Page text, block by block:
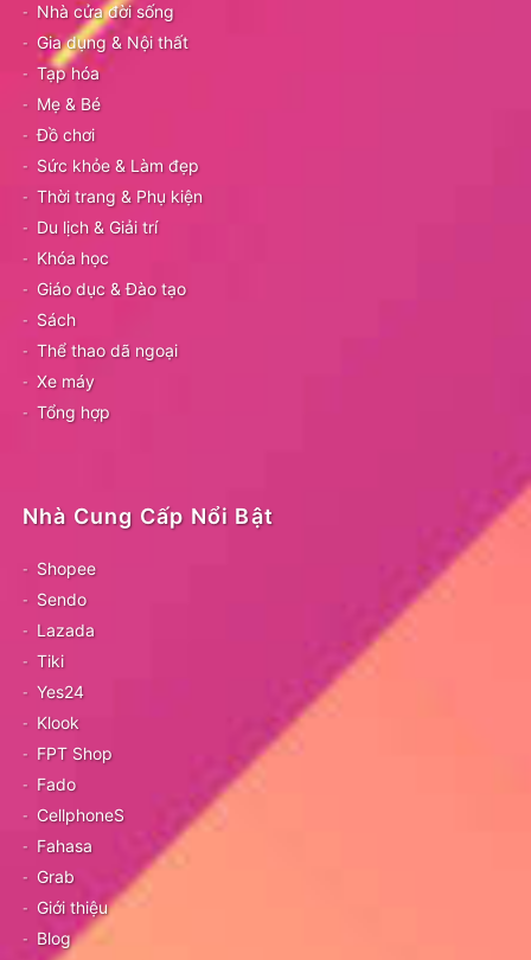
Nhà cửa đời sống
Gia dụng & Nội thất
Tạp hóa
Mẹ & Bé
Đồ chơi
Sức khỏe & Làm đẹp
Thời trang & Phụ kiện
Du lịch & Giải trí
Khóa học
Giáo dục & Đào tạo
Sách
Thể thao dã ngoại
Xe máy
Tổng hợp
Nhà Cung Cấp Nổi Bật
Shopee
Sendo
Lazada
Tiki
Yes24
Klook
FPT Shop
Fado
CellphoneS
Fahasa
Grab
Giới thiệu
Blog